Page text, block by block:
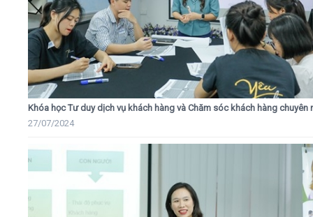
Khóa học Tư duy dịch vụ khách hàng và Chăm sóc khách hàng chuyên
27/07/2024